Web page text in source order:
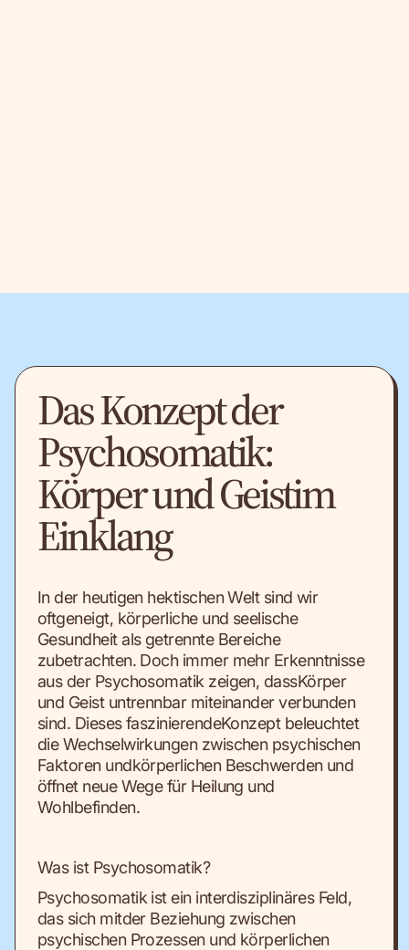
Das Konzept der
Psychosomatik:
Körper und Geistim
Einklang
In der heutigen hektischen Welt sind wir
oftgeneigt, körperliche und seelische
Gesundheit als getrennte Bereiche
zubetrachten. Doch immer mehr Erkenntnisse
aus der Psychosomatik zeigen, dassKörper
und Geist untrennbar miteinander verbunden
sind. Dieses faszinierendeKonzept beleuchtet
die Wechselwirkungen zwischen psychischen
Faktoren undkörperlichen Beschwerden und
öffnet neue Wege für Heilung und
Wohlbefinden.
Was ist Psychosomatik?
Psychosomatik ist ein interdisziplinäres Feld,
das sich mitder Beziehung zwischen
psychischen Prozessen und körperlichen